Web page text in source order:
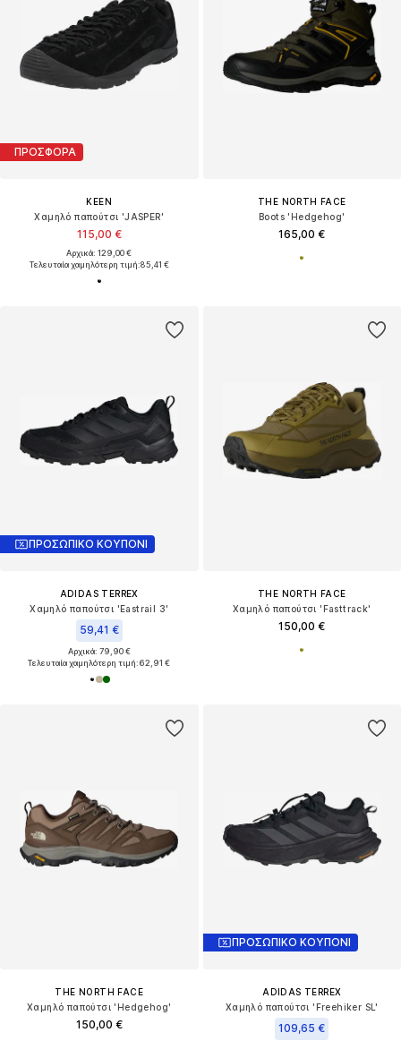
ΠΡΟΣΦΟΡΑ
KEEN
Χαμηλό παπούτσι 'JASPER'
115,00 €
Αρχικά: 129,00 €
Τελευταία χαμηλότερη τιμή:85,41 €
THE NORTH FACE
Boots 'Hedgehog'
165,00 €
ΠΡΟΣΩΠΙΚΟ ΚΟΥΠΟΝΙ
ADIDAS TERREX
Χαμηλό παπούτσι 'Eastrail 3'
59,41 €
Αρχικά: 79,90 €
Τελευταία χαμηλότερη τιμή:62,91 €
THE NORTH FACE
Χαμηλό παπούτσι 'Fasttrack'
150,00 €
THE NORTH FACE
Χαμηλό παπούτσι 'Hedgehog'
150,00 €
ΠΡΟΣΩΠΙΚΟ ΚΟΥΠΟΝΙ
ADIDAS TERREX
Χαμηλό παπούτσι 'Freehiker SL'
109,65 €